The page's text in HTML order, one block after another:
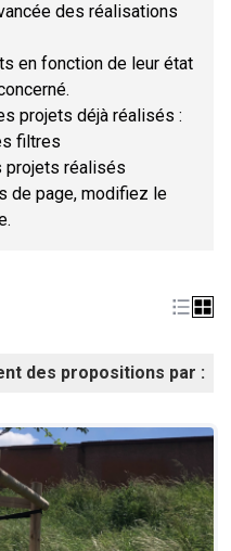
des réalisations
en fonction de leur état
projets déjà réalisés :
filtres
réalisés
de page, modifiez le
des propositions par :